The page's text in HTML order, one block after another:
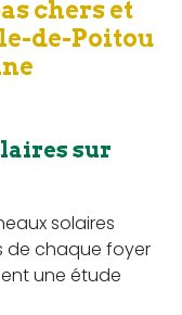
chers et
de-Poitou
sur
solaires
de chaque foyer
une étude